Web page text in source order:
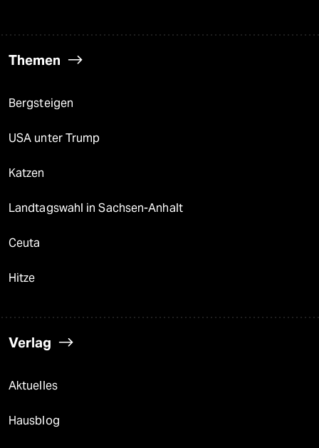
Themen
Bergsteigen
USA unter Trump
Katzen
Landtagswahl in Sachsen-Anhalt
Ceuta
Hitze
Verlag
Aktuelles
Hausblog